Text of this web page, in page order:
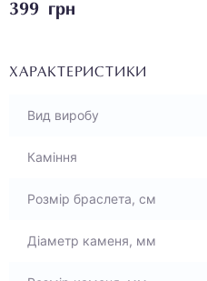
399 грн
ХАРАКТЕРИСТИКИ
Вид виробу
Каміння
Розмір браслета, см
Діаметр каменя, мм